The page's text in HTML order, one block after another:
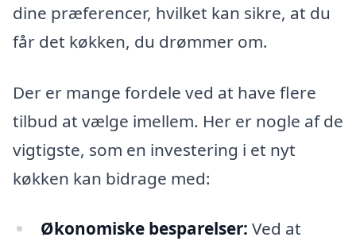
dine præferencer, hvilket kan sikre, at du
får det køkken, du drømmer om.
Der er mange fordele ved at have flere
tilbud at vælge imellem. Her er nogle af de
vigtigste, som en investering i et nyt
køkken kan bidrage med:
Økonomiske besparelser: Ved at